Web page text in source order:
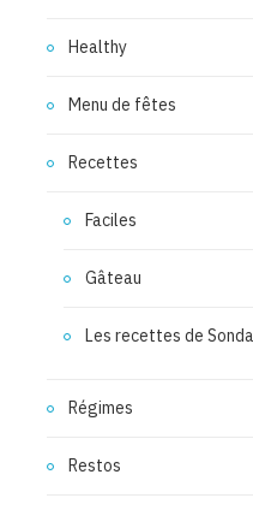
Healthy
Menu de fêtes
Recettes
Faciles
Gâteau
Les recettes de Sonda
Régimes
Restos